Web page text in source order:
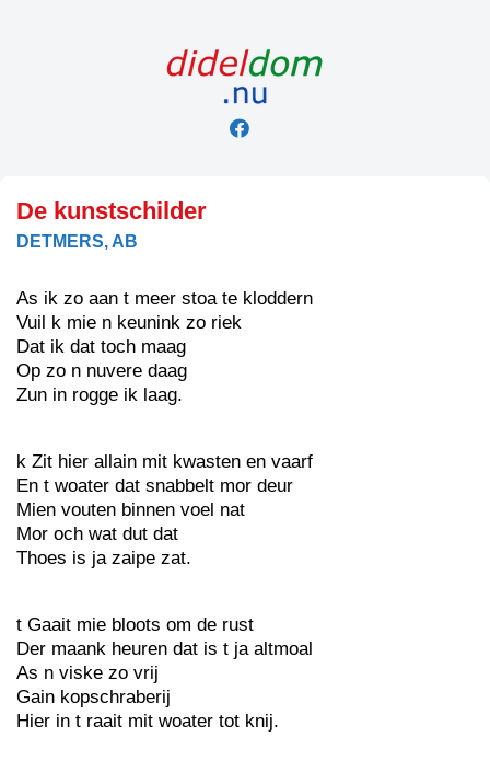
De kunstschilder
DETMERS, AB
As ik zo aan t meer stoa te kloddern
Vuil k mie n keunink zo riek
Dat ik dat toch maag
Op zo n nuvere daag
Zun in rogge ik laag.
k Zit hier allain mit kwasten en vaarf
En t woater dat snabbelt mor deur
Mien vouten binnen voel nat
Mor och wat dut dat
Thoes is ja zaipe zat.
t Gaait mie bloots om de rust
Der maank heuren dat is t ja altmoal
As n viske zo vrij
Gain kopschraberij
Hier in t raait mit woater tot knij.